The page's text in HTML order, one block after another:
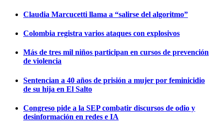
Claudia Marcucetti llama a “salirse del algoritmo”
Colombia registra varios ataques con explosivos
Más de tres mil niños participan en cursos de prevención
de violencia
Sentencian a 40 años de prisión a mujer por feminicidio
de su hija en El Salto
Congreso pide a la SEP combatir discursos de odio y
desinformación en redes e IA